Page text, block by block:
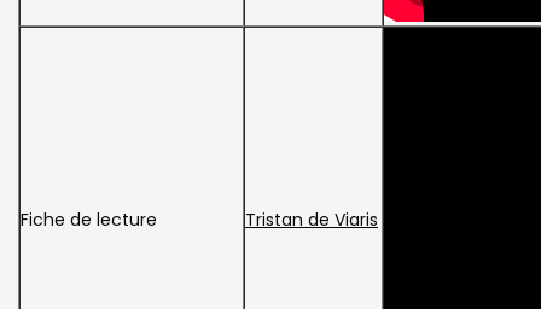
Fiche de lecture Tristan de Viaris